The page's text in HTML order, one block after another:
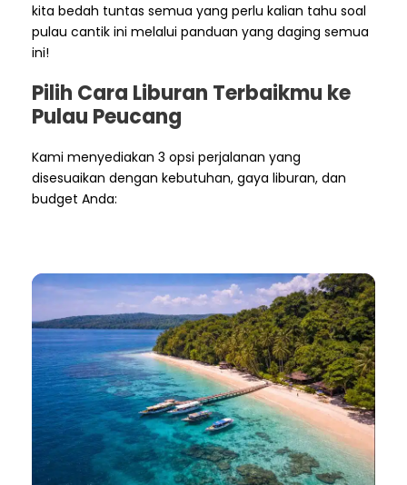
kita bedah tuntas semua yang perlu kalian tahu soal
pulau cantik ini melalui panduan yang daging semua
ini!
Pilih Cara Liburan Terbaikmu ke
Pulau Peucang
Kami menyediakan 3 opsi perjalanan yang
disesuaikan dengan kebutuhan, gaya liburan, dan
budget Anda: